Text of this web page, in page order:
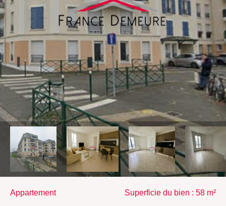
appartement Superficie du bien : 58 m²